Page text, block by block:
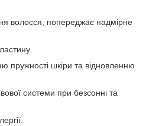
волосся, попереджає надмірне
пружності шкіри та відновленню
системи при безсонні та